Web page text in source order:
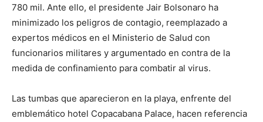
780 mil. Ante ello, el presidente Jair Bolsonaro ha
minimizado los peligros de contagio, reemplazado a
expertos médicos en el Ministerio de Salud con
funcionarios militares y argumentado en contra de la
medida de confinamiento para combatir al virus.
Las tumbas que aparecieron en la playa, enfrente del
emblemático hotel Copacabana Palace, hacen referencia